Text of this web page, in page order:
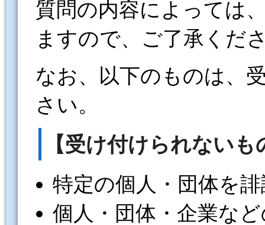
質問の内容によっては
ますので、ご了承くだ
なお、以下のものは、
さい。
【受け付けられないも
特定の個人・団体を
個人・団体・企業な